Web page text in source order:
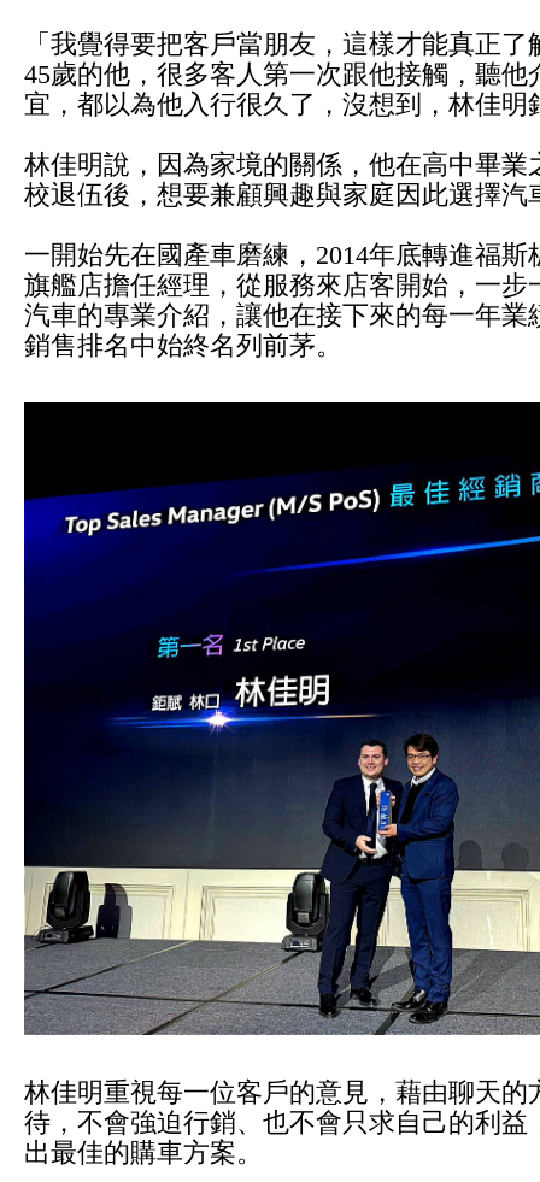
「我覺得要把客戶當朋友，這樣才能真正
45歲的他，很多客人第一次跟他接觸，聽
宜，都以為他入行很久了，沒想到，林佳明
林佳明說，因為家境的關係，他在高中畢
校退伍後，想要兼顧興趣與家庭因此選擇汽
一開始先在國產車磨練，2014年底轉進福
旗艦店擔任經理，從服務來店客開始，一
汽車的專業介紹，讓他在接下來的每一年業
銷售排名中始終名列前茅。
林佳明重視每一位客戶的意見，藉由聊天
待，不會強迫行銷、也不會只求自己的利
出最佳的購車方案。